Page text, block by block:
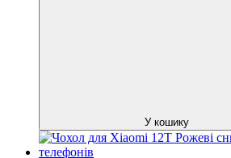
У кошику